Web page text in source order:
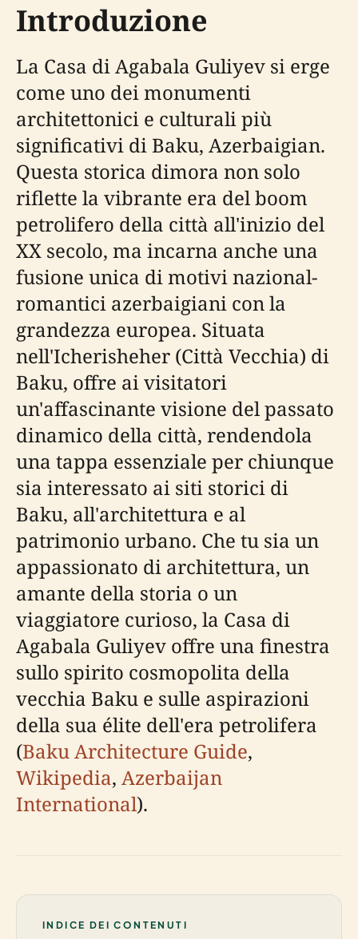
Introduzione
La Casa di Agabala Guliyev si erge
come uno dei monumenti
architettonici e culturali più
significativi di Baku, Azerbaigian.
Questa storica dimora non solo
riflette la vibrante era del boom
petrolifero della città all'inizio del
XX secolo, ma incarna anche una
fusione unica di motivi nazional-
romantici azerbaigiani con la
grandezza europea. Situata
nell'Icherisheher (Città Vecchia) di
Baku, offre ai visitatori
un'affascinante visione del passato
dinamico della città, rendendola
una tappa essenziale per chiunque
sia interessato ai siti storici di
Baku, all'architettura e al
patrimonio urbano. Che tu sia un
appassionato di architettura, un
amante della storia o un
viaggiatore curioso, la Casa di
Agabala Guliyev offre una finestra
sullo spirito cosmopolita della
vecchia Baku e sulle aspirazioni
della sua élite dell'era petrolifera
(Baku Architecture Guide,
Wikipedia, Azerbaijan
International).
INDICE DEI CONTENUTI